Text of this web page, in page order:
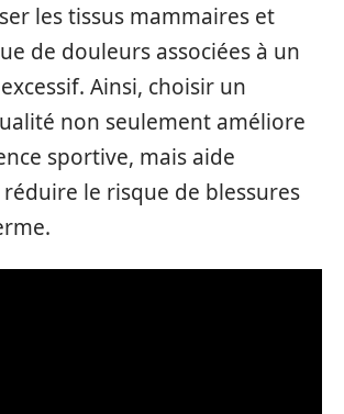
les tissus mammaires et
de douleurs associées à un
Ainsi, choisir un
non seulement améliore
sportive, mais aide
le risque de blessures